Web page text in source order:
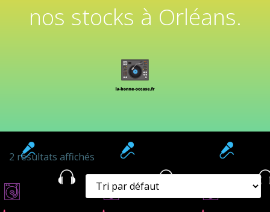
nos stocks à Orléans.
2 résultats affichés